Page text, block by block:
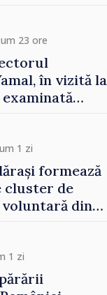
23 ore
în vizită la
1 zi
formează
cluster de
voluntară din
1 zi